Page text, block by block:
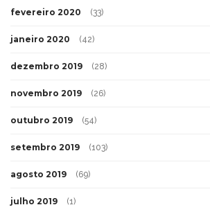
fevereiro 2020 (33)
janeiro 2020 (42)
dezembro 2019 (28)
novembro 2019 (26)
outubro 2019 (54)
setembro 2019 (103)
agosto 2019 (69)
julho 2019 (1)